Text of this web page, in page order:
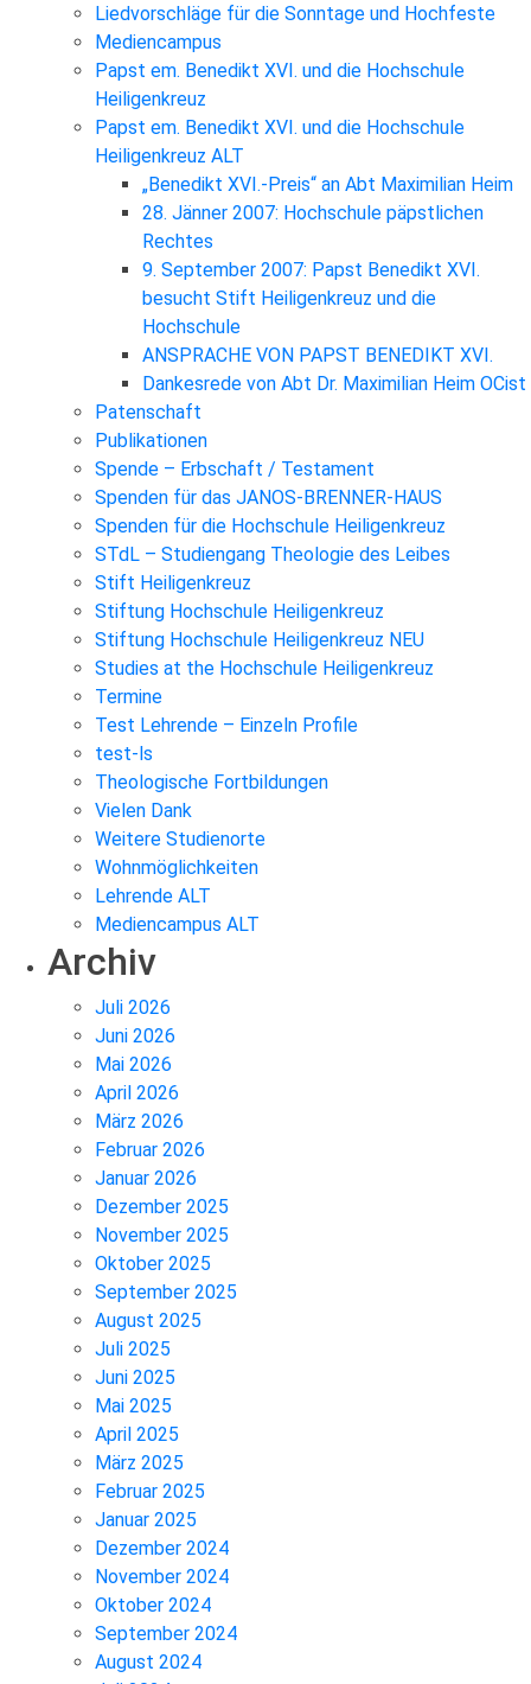
Liedvorschläge für die Sonntage und Hochfeste
Mediencampus
Papst em. Benedikt XVI. und die Hochschule
Heiligenkreuz
Papst em. Benedikt XVI. und die Hochschule
Heiligenkreuz ALT
„Benedikt XVI.-Preis“ an Abt Maximilian Heim
28. Jänner 2007: Hochschule päpstlichen
Rechtes
9. September 2007: Papst Benedikt XVI.
besucht Stift Heiligenkreuz und die
Hochschule
ANSPRACHE VON PAPST BENEDIKT XVI.
Dankesrede von Abt Dr. Maximilian Heim OCist
Patenschaft
Publikationen
Spende – Erbschaft / Testament
Spenden für das JANOS-BRENNER-HAUS
Spenden für die Hochschule Heiligenkreuz
STdL – Studiengang Theologie des Leibes
Stift Heiligenkreuz
Stiftung Hochschule Heiligenkreuz
Stiftung Hochschule Heiligenkreuz NEU
Studies at the Hochschule Heiligenkreuz
Termine
Test Lehrende – Einzeln Profile
test-ls
Theologische Fortbildungen
Vielen Dank
Weitere Studienorte
Wohnmöglichkeiten
Lehrende ALT
Mediencampus ALT
Archiv
Juli 2026
Juni 2026
Mai 2026
April 2026
März 2026
Februar 2026
Januar 2026
Dezember 2025
November 2025
Oktober 2025
September 2025
August 2025
Juli 2025
Juni 2025
Mai 2025
April 2025
März 2025
Februar 2025
Januar 2025
Dezember 2024
November 2024
Oktober 2024
September 2024
August 2024